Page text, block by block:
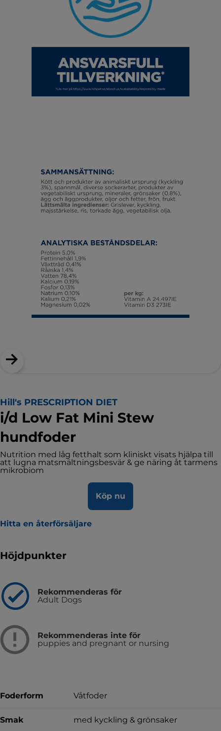
Hill's PRESCRIPTION DIET
i/d Low Fat Mini Stew
hundfoder
Nutrition med låg fetthalt som kliniskt visats hjälpa till
att lugna matsmältningsbesvär & ge näring åt tarmens
mikrobiom
Köp nu
Hitta en återförsäljare
Höjdpunkter
Rekommenderas för
Adult Dogs
Rekommenderas inte för
puppies and pregnant or nursing
Foderform Våtfoder
Smak med kyckling & grönsaker